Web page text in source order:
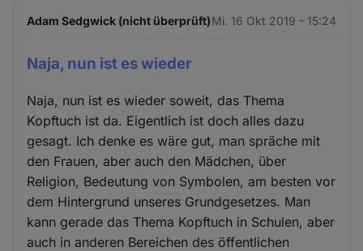
Adam Sedgwick (nicht überprüft)Mi. 16 Okt 2019 - 15:24
Naja, nun ist es wieder
Naja, nun ist es wieder soweit, das Thema
Kopftuch ist da. Eigentlich ist doch alles dazu
gesagt. Ich denke es wäre gut, man spräche mit
den Frauen, aber auch den Mädchen, über
Religion, Bedeutung von Symbolen, am besten vor
dem Hintergrund unseres Grundgesetzes. Man
kann gerade das Thema Kopftuch in Schulen, aber
auch in anderen Bereichen des öffentlichen